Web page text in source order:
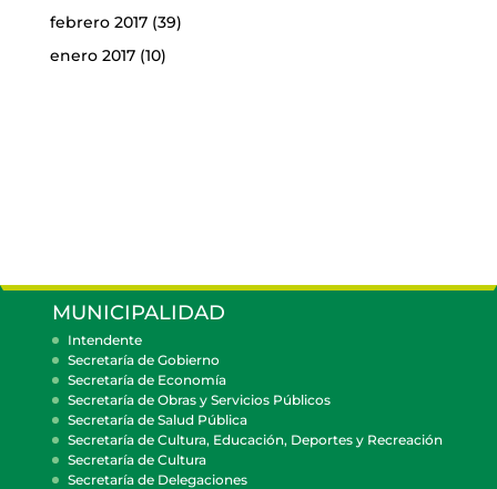
febrero 2017(39)
enero 2017(10)
MUNICIPALIDAD
Intendente
Secretaría de Gobierno
Secretaría de Economía
Secretaría de Obras y Servicios Públicos
Secretaría de Salud Pública
Secretaría de Cultura, Educación, Deportes y Recreación
Secretaría de Cultura
Secretaría de Delegaciones